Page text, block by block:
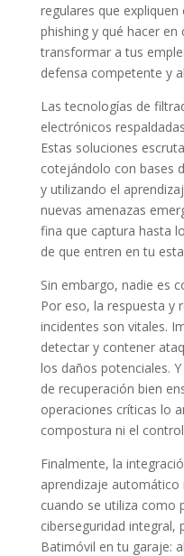
regulares que
phishing y qué hacer
transformar a tus
defensa competente y
Las tecnologías de
electrónicos
Estas soluciones
cotejándolo con bases
y utilizando el
nuevas amenazas
fina que captura hasta
de que entren en tu
Sin embargo, nadie es
Por eso, la respuesta y
incidentes son vitales.
detectar y contener
los daños potenciales.
de recuperación bien
operaciones críticas lo
compostura ni el
Finalmente, la
aprendizaje automático
cuando se utiliza como
ciberseguridad integral,
Batimóvil en tu garaje: